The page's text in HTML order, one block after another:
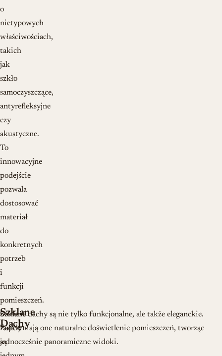
o
nietypowych
właściwościach,
takich
jak
szkło
samoczyszczące,
antyrefleksyjne
czy
akustyczne.
To
innowacyjne
podejście
pozwala
dostosować
materiał
do
konkretnych
potrzeb
i
funkcji
pomieszczeń.
Szklane
fasady
są
Szklane
Dachy
Szklane dachy są nie tylko funkcjonalne, ale także eleganckie.
Zapewniają one naturalne doświetlenie pomieszczeń, tworząc
jednocześnie panoramiczne widoki.